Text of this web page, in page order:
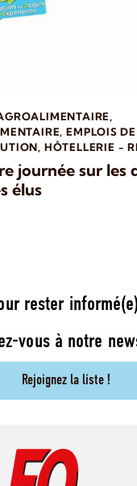
,
,EMPLOIS
, HÔTELLERIE -
journée sur les
élus
rester
vous à notre
Rejoignez la liste !